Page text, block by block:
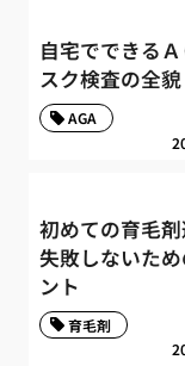
自宅でできる
スク検査の全貌
AGA
初めての育毛
失敗しないた
ント
育毛剤